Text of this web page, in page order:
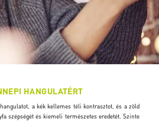
HANGULATÉRT
a kék kellemes téli kontrasztot, és a zöld
szépségét és kiemeli természetes eredetét. Szinte